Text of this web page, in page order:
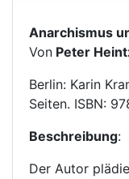
Anarchismus
Von Peter
Berlin: Karin
Seiten. ISBN:
Beschreibung:
Der Autor